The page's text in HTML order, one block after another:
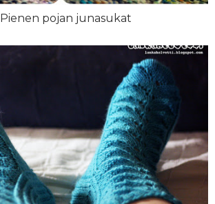
Pienen pojan junasukat